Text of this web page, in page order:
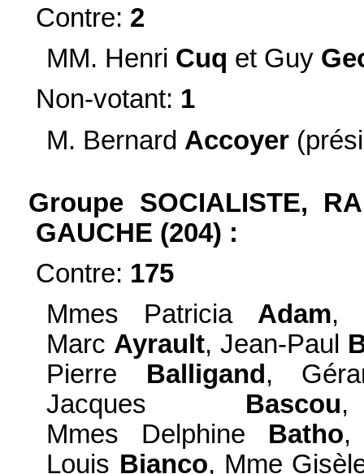
Contre: 2
MM. Henri Cuq et Guy
Non-votant: 1
M. Bernard Accoyer
Groupe SOCIALISTE,
GAUCHE (204) :
Contre: 175
Mmes Patricia Adam,
Marc Ayrault, Jean-Paul
Pierre Balligand,
Jacques Bascou
Mmes Delphine Batho,
Louis Bianco, Mme